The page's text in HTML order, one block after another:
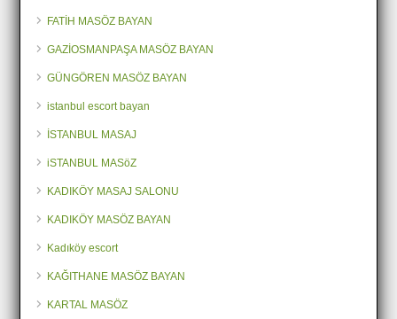
FATİH MASÖZ BAYAN
GAZİOSMANPAŞA MASÖZ BAYAN
GÜNGÖREN MASÖZ BAYAN
istanbul escort bayan
İSTANBUL MASAJ
iSTANBUL MASöZ
KADIKÖY MASAJ SALONU
KADIKÖY MASÖZ BAYAN
Kadıköy escort
KAĞITHANE MASÖZ BAYAN
KARTAL MASÖZ